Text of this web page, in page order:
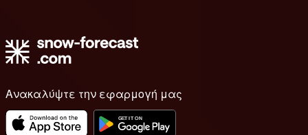
Ανακαλύψτε την εφαρμογή μας